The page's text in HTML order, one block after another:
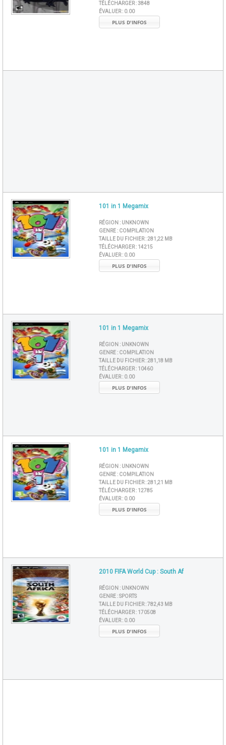
TÉLÉCHARGER :3848
ÉVALUER : 0.00
PLUS D'INFOS
101 in 1 Megamix
RÉGION : UNKNOWN
GENRE : COMPILATION
TAILLE DU FICHIER :281,22 MB
TÉLÉCHARGER : 14215
ÉVALUER : 0.00
PLUS D'INFOS
101 in 1 Megamix
RÉGION : UNKNOWN
GENRE : COMPILATION
TAILLE DU FICHIER :281,18 MB
TÉLÉCHARGER : 10460
ÉVALUER : 0.00
PLUS D'INFOS
101 in 1 Megamix
RÉGION : UNKNOWN
GENRE : COMPILATION
TAILLE DU FICHIER :281,21 MB
TÉLÉCHARGER : 12785
ÉVALUER : 0.00
PLUS D'INFOS
2010 FIFA World Cup : South Af
RÉGION : UNKNOWN
GENRE :SPORTS
TAILLE DU FICHIER :782,43 MB
TÉLÉCHARGER : 170508
ÉVALUER : 0.00
PLUS D'INFOS